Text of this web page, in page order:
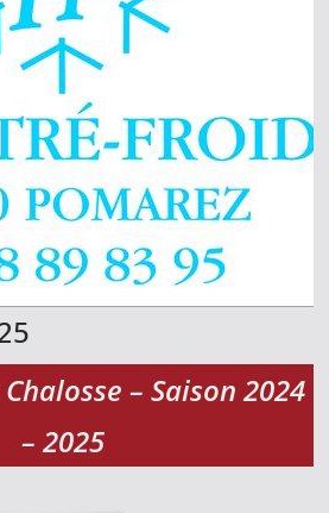
– Saison 2024
– 2025